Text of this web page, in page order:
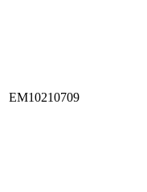
EM10210709